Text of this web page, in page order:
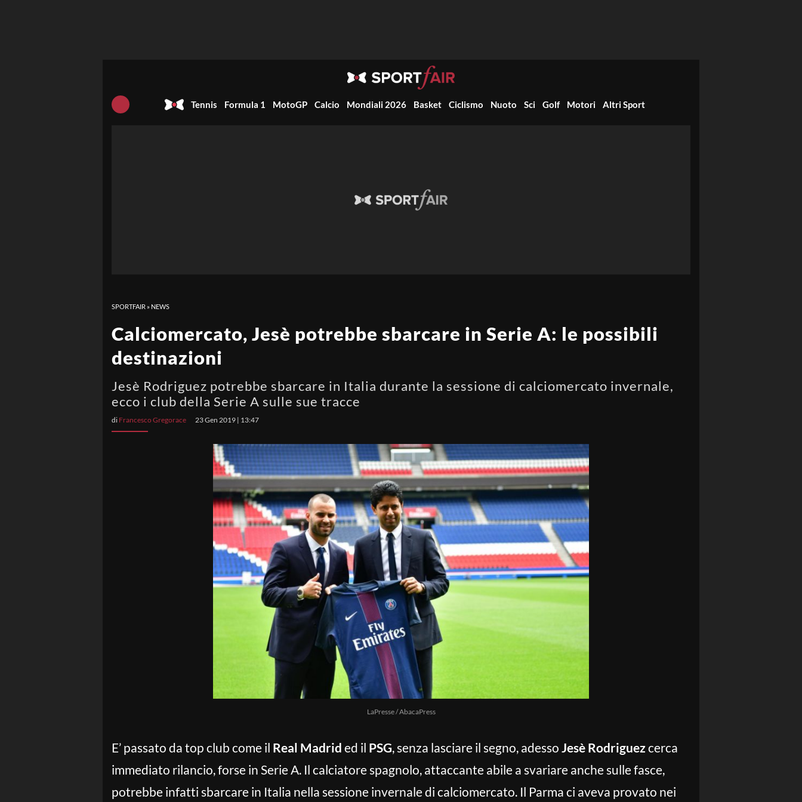
Tennis Formula 1 MotoGP Calcio Mondiali 2026 Basket Ciclismo Nuoto Sci Golf Motori Altri Sport
SPORTFAIR » NEWS
Calciomercato, Jesè potrebbe sbarcare in Serie A: le possibili
destinazioni
Jesè Rodriguez potrebbe sbarcare in Italia durante la sessione di calciomercato invernale,
ecco i club della Serie A sulle sue tracce
di Francesco Gregorace 23 Gen 2019 | 13:47
LaPresse / AbacaPress
E’ passato da top club come il Real Madrid ed il PSG, senza lasciare il segno, adesso Jesè Rodriguezcerca
immediato rilancio, forse in Serie A. Il calciatore spagnolo, attaccante abile a svariare anche sulle fasce,
potrebbe infatti sbarcare in Italia nella sessione invernale di calciomercato. Il Parma ci aveva provato nei